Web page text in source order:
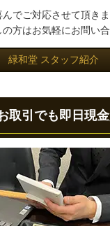
でご対応させて頂き
方はお気軽にお問い合
緑和堂 スタッフ紹介
取引でも即日現